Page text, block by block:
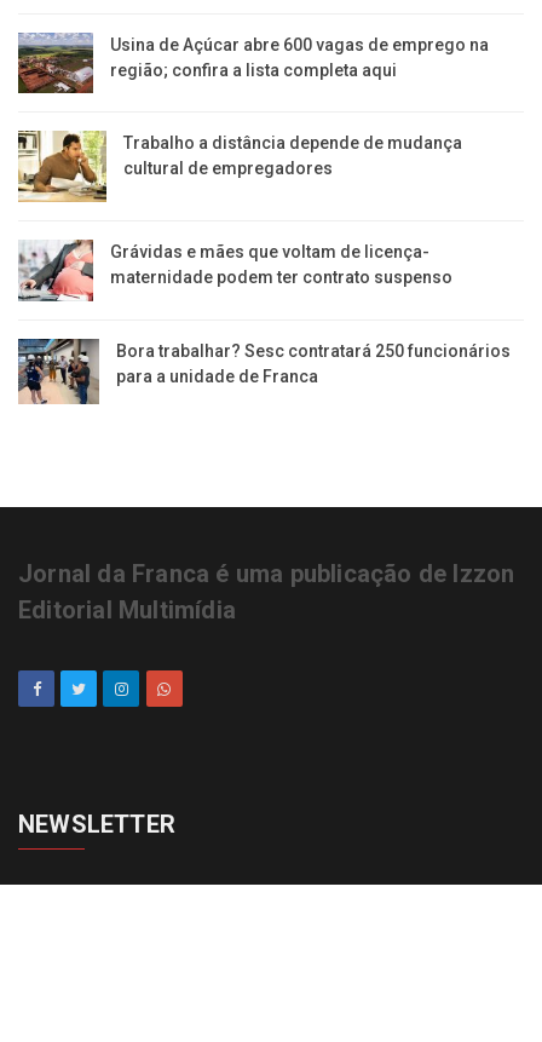
Usina de Açúcar abre 600 vagas de emprego na
região; confira a lista completa aqui
Trabalho a distância depende de mudança
cultural de empregadores
Grávidas e mães que voltam de licença-
maternidade podem ter contrato suspenso
Bora trabalhar? Sesc contratará 250 funcionários
para a unidade de Franca
Jornal da Franca é uma publicação de Izzon
Editorial Multimídia
NEWSLETTER